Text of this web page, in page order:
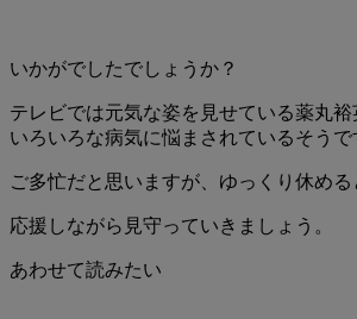
いかがでしたでしょうか？
テレビでは元気な姿を見せている薬丸
いろいろな病気に悩まされているそうで
ご多忙だと思いますが、ゆっくり休める
応援しながら見守っていきましょう。
あわせて読みたい